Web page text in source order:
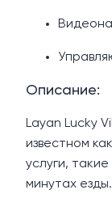
Описание:
Layan Lucky
известном
услуги,
минутах езды.